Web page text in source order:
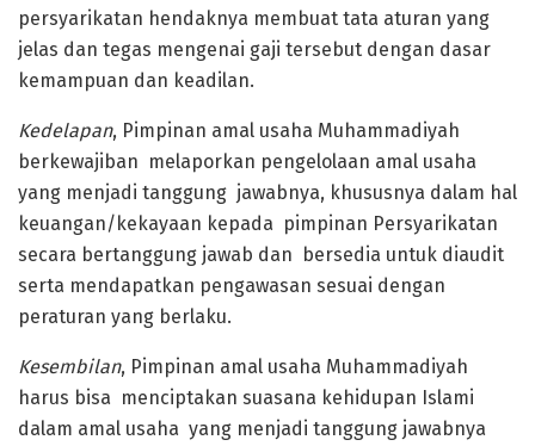
persyarikatan hendaknya membuat tata aturan yang
jelas dan tegas mengenai gaji tersebut dengan dasar
kemampuan dan keadilan.
Kedelapan, Pimpinan amal usaha Muhammadiyah
berkewajiban melaporkan pengelolaan amal usaha
yang menjadi tanggung jawabnya, khususnya dalam hal
keuangan/kekayaan kepada pimpinan Persyarikatan
secara bertanggung jawab dan bersedia untuk diaudit
serta mendapatkan pengawasan sesuai dengan
peraturan yang berlaku.
Kesembilan, Pimpinan amal usaha Muhammadiyah
harus bisa menciptakan suasana kehidupan Islami
dalam amal usaha yang menjadi tanggung jawabnya